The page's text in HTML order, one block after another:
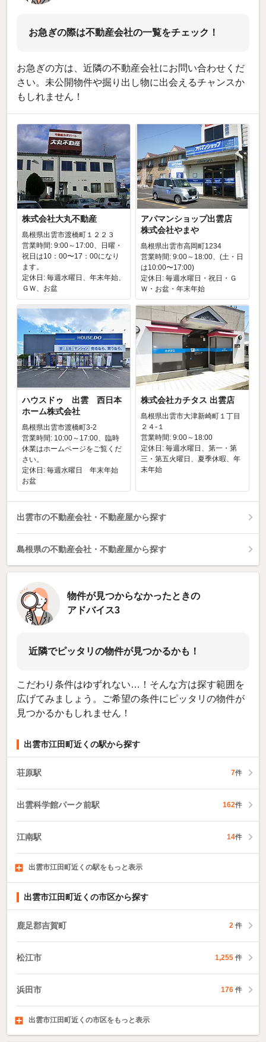
お急ぎの際は不動産会社の一覧をチェック！
お急ぎの方は、近隣の不動産会社にお問い合わせくだ
さい。未公開物件や掘り出し物に出会えるチャンスか
もしれません！
株式会社大丸不動産
島根県出雲市渡橋町１２２３
営業時間: 9:00～17:00、日曜・
祝日は10：00〜17：00になり
ます。
定休日: 毎週水曜日、年末年始、
ＧＷ、お盆
アパマンショップ出雲店
株式会社やまや
島根県出雲市高岡町1234
営業時間: 9:00～18:00、(土・日
は10:00〜17:00)
定休日: 毎週水曜日・祝日・Ｇ
Ｗ・お盆・年末年始
ハウスドゥ 出雲 西日本
ホーム株式会社
島根県出雲市渡橋町3-2
営業時間: 10:00～17:00、臨時
休業はホームページをご覧くだ
さい。
定休日: 毎週水曜日 年末年始
お盆
株式会社カチタス 出雲店
島根県出雲市大津新崎町１丁目
２４‐１
営業時間: 9:00～18:00
定休日: 毎週水曜日、第一・第
三・第五火曜日、夏季休暇、年
末年始
出雲市の不動産会社・不動産屋から探す
島根県の不動産会社・不動産屋から探す
物件が見つからなかったときの
アドバイス3
近隣でピッタリの物件が見つかるかも！
こだわり条件はゆずれない…！そんな方は探す範囲を
広げてみましょう。ご希望の条件にピッタリの物件が
見つかるかもしれません！
出雲市江田町近くの駅から探す
荘原駅 7件
出雲科学館パーク前駅 162件
江南駅 14件
出雲神西駅19件
美談駅5件
直江駅9件
出雲市江田町近くの駅をもっと表示
出雲市江田町近くの市区から探す
鹿足郡吉賀町 2 件
松江市 1,255 件
浜田市 176 件
益田市56件
大田市58件
安来市59件
出雲市江田町近くの市区をもっと表示